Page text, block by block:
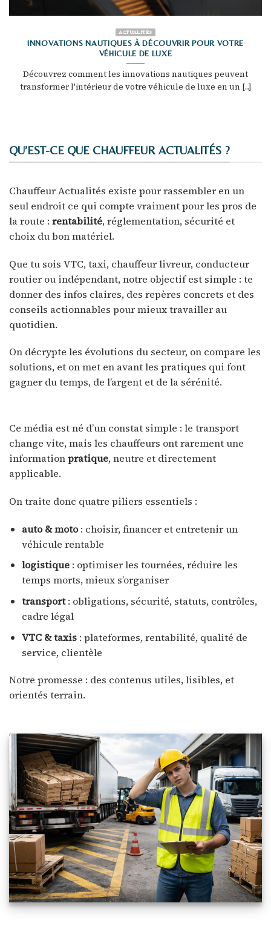
ACTUALITÉS
INNOVATIONS NAUTIQUES À DÉCOUVRIR POUR VOTRE
VÉHICULE DE LUXE
Découvrez comment les innovations nautiques peuvent
transformer l'intérieur de votre véhicule de luxe en un [...]
QU’EST-CE QUE CHAUFFEUR ACTUALITÉS ?
Chauffeur Actualités existe pour rassembler en un
seul endroit ce qui compte vraiment pour les pros de
la route : rentabilité, réglementation, sécurité et
choix du bon matériel.
Que tu sois VTC, taxi, chauffeur livreur, conducteur
routier ou indépendant, notre objectif est simple : te
donner des infos claires, des repères concrets et des
conseils actionnables pour mieux travailler au
quotidien.
On décrypte les évolutions du secteur, on compare les
solutions, et on met en avant les pratiques qui font
gagner du temps, de l’argent et de la sérénité.
Ce média est né d’un constat simple : le transport
change vite, mais les chauffeurs ont rarement une
informationpratique, neutre et directement
applicable.
On traite donc quatre piliers essentiels :
auto & moto: choisir, financer et entretenir un
véhicule rentable
logistique: optimiser les tournées, réduire les
temps morts, mieux s’organiser
transport: obligations, sécurité, statuts, contrôles,
cadre légal
VTC & taxis: plateformes, rentabilité, qualité de
service, clientèle
Notre promesse : des contenus utiles, lisibles, et
orientés terrain.